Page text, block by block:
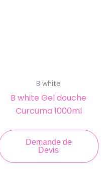
B white
B white Gel douche
Curcuma 1000ml
Demande de
Devis